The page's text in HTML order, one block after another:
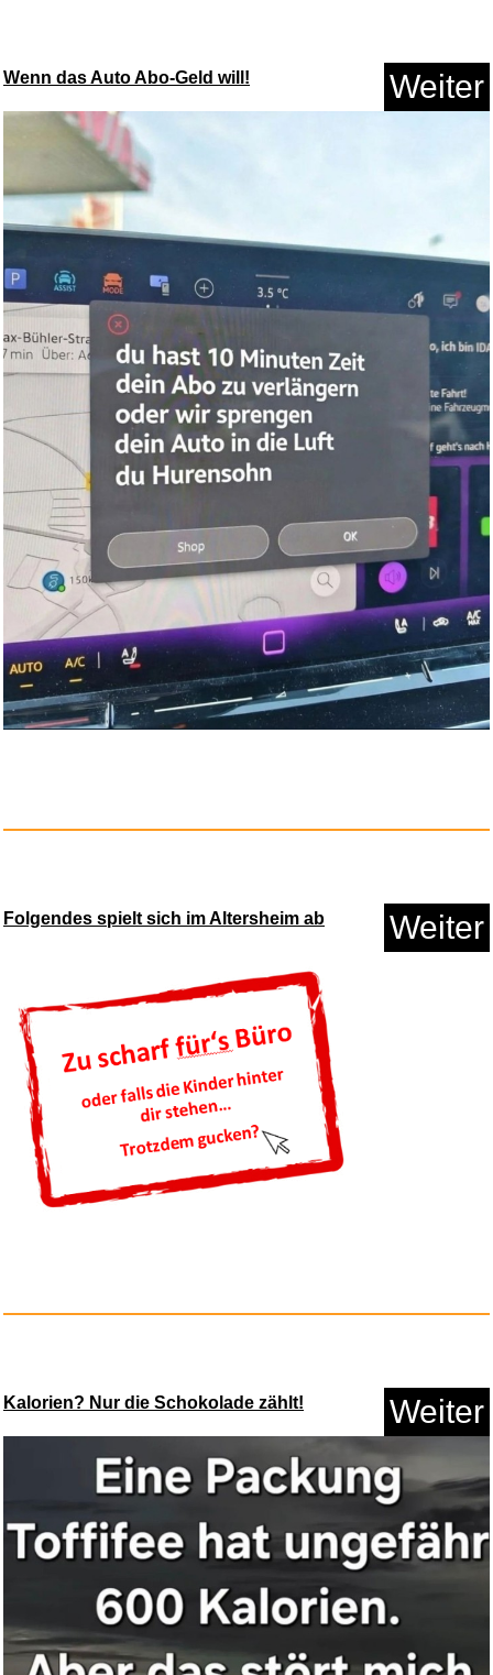
perfect line - 48 Aktendeckel ...
Marco Polo Reiseführer Ib...
Anzeige
Clementoni Galileo Lab - Krist...
The Knight Witch Deluxe Editio...
Anzeige
Wenn das Auto Abo-Geld will! Weiter
Folgendes spielt sich im Altersheim ab Weiter
Kalorien? Nur die Schokolade zählt! Weiter